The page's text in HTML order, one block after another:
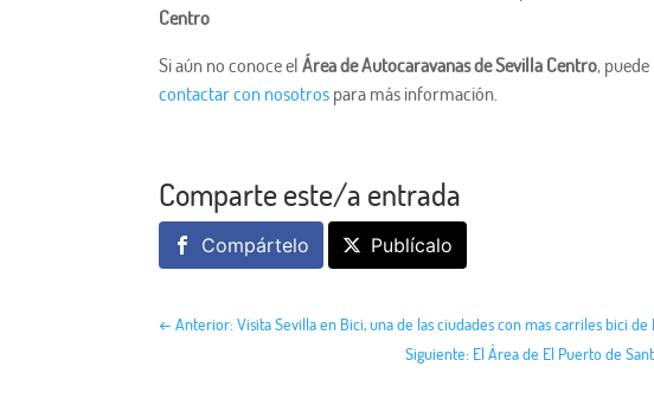
Centro
Si aún no conoce elÁrea de Autocaravanas de Sevilla Centro,
contactar con nosotros para más información.
Comparte este/a entrada
Compártelo Publícalo
←Anterior: Visita Sevilla en Bici, una de las ciudades con mas carriles bici de
Siguiente: El Área de El Puerto de